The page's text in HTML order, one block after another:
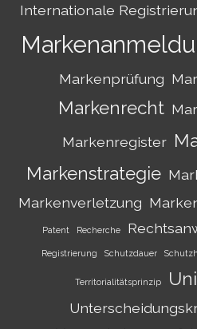
Internationale
Markenprüfung
Markenrecht
Markenregister
Markenstrategie
Markenverletzung
Patent Recherche
Registrierung Schutzdauer
Territorialitätsprinzip